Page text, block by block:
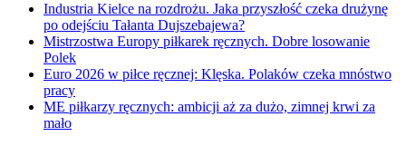
Industria Kielce na rozdrożu. Jaka przyszłość czeka drużynę
po odejściu Tałanta Dujszebajewa?
Mistrzostwa Europy piłkarek ręcznych. Dobre losowanie
Polek
Euro 2026 w piłce ręcznej: Klęska. Polaków czeka mnóstwo
pracy
ME piłkarzy ręcznych: ambicji aż za dużo, zimnej krwi za
mało